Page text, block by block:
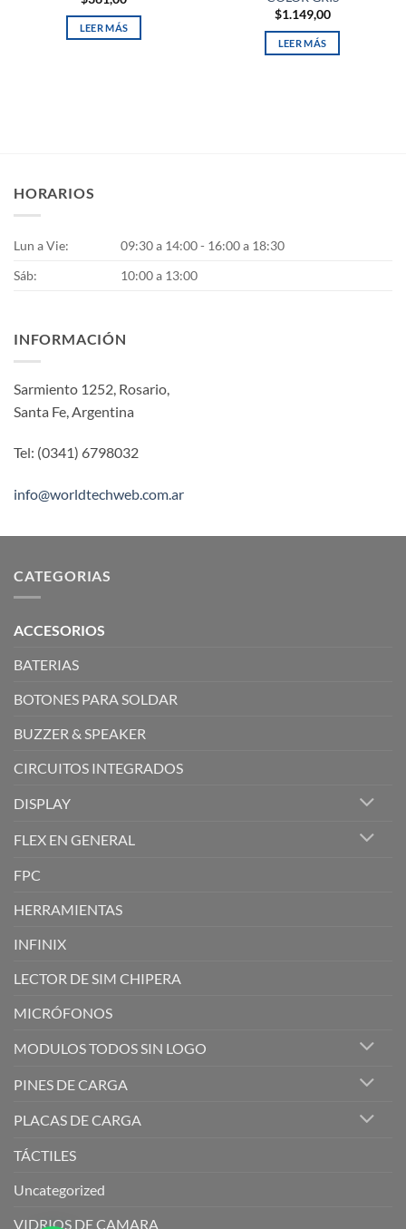
LEER MÁS
$1.149,00
LEER MÁS
HORARIOS
Lun a Vie:
09:30 a 14:00 - 16:00 a 18:30
Sáb:
10:00 a 13:00
INFORMACIÓN
Sarmiento 1252, Rosario,
Santa Fe, Argentina
Tel: (0341) 6798032
info@worldtechweb.com.ar
CATEGORIAS
ACCESORIOS
BATERIAS
BOTONES PARA SOLDAR
BUZZER & SPEAKER
CIRCUITOS INTEGRADOS
DISPLAY
FLEX EN GENERAL
FPC
HERRAMIENTAS
INFINIX
LECTOR DE SIM CHIPERA
MICRÓFONOS
MODULOS TODOS SIN LOGO
PINES DE CARGA
PLACAS DE CARGA
TÁCTILES
Uncategorized
VIDRIOS DE CAMARA